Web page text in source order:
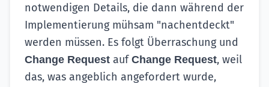
notwendigen Details, die dann während der
Implementierung mühsam "nachentdeckt"
werden müssen. Es folgt Überraschung und
Change Request auf Change Request, weil
das, was angeblich angefordert wurde,